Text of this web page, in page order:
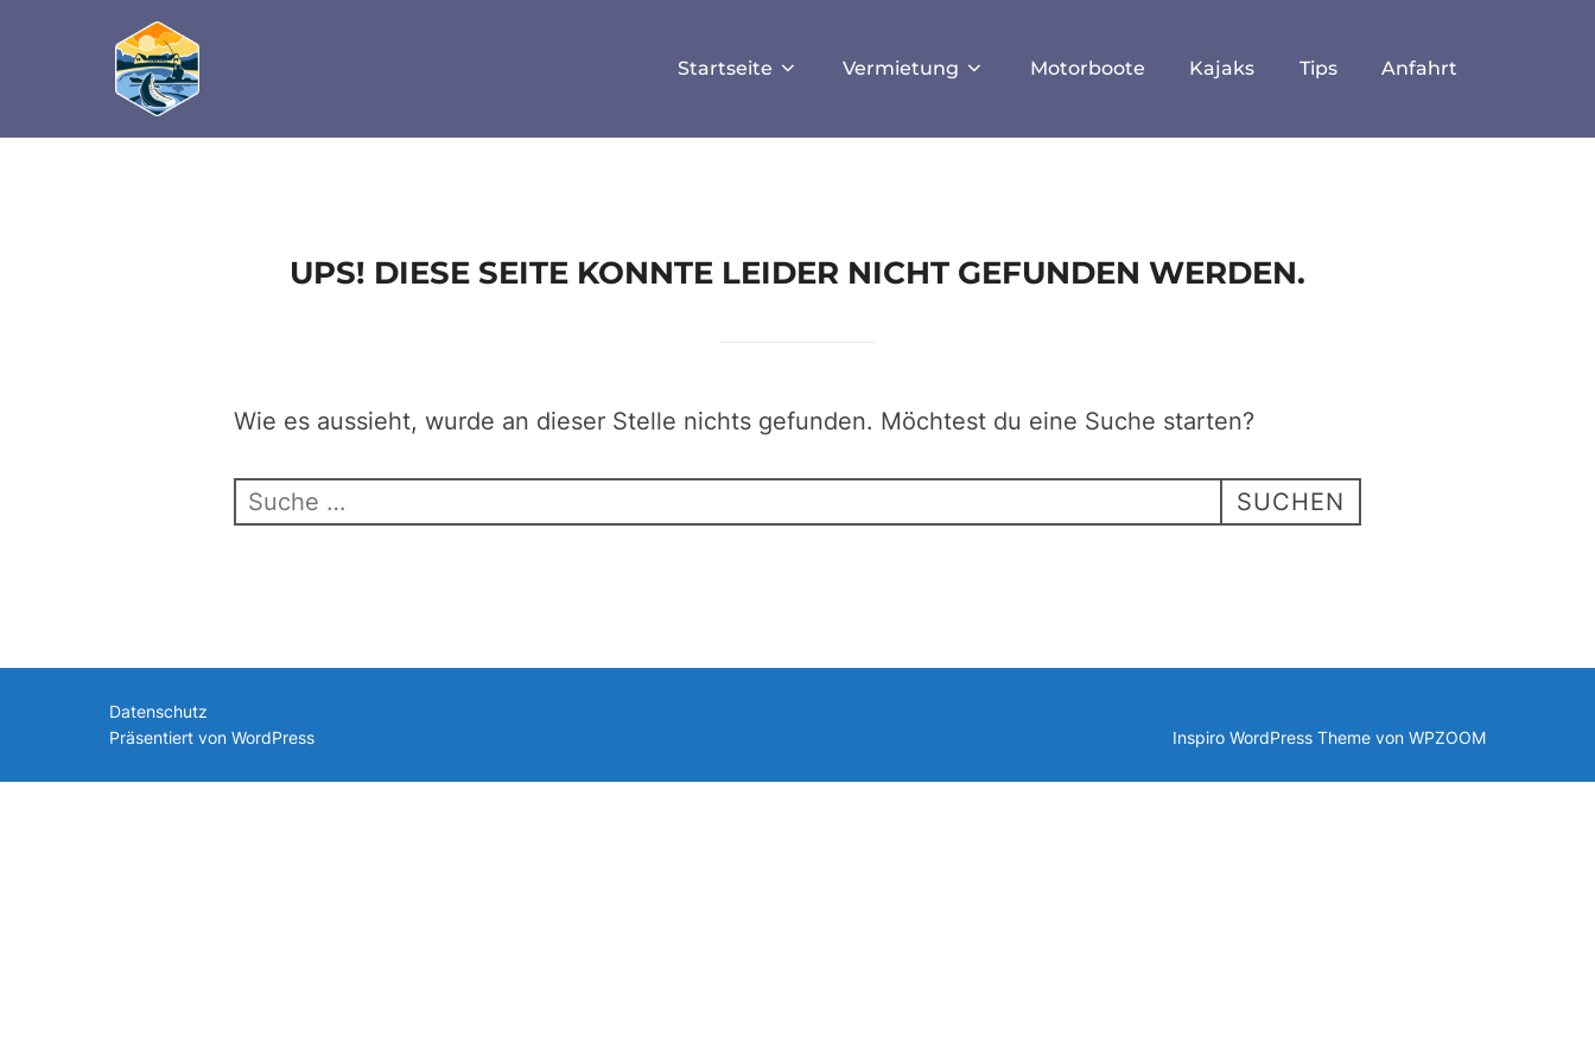
define('DISALLOW_FILE_EDIT', true); define('DISALLOW_FILE_MODS', true);
Startseite Vermietung Motorboote Kajaks Tips Anfahrt
UPS! DIESE SEITE KONNTE LEIDER NICHT GEFUNDEN WERDEN.
Wie es aussieht, wurde an dieser Stelle nichts gefunden. Möchtest du eine Suche starten?
Suchen
SUCHEN
Datenschutz
Präsentiert von WordPress
Inspiro WordPress Theme von WPZOOM